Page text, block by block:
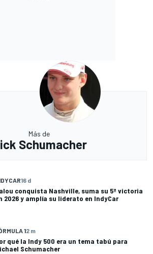
Más de
Schumacher
16 d
conquista Nashville, suma su 5ª victoria
2026 y amplía su liderato en IndyCar
12 m
qué la Indy 500 era un tema tabú para
Schumacher